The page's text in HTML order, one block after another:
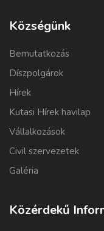
Községünk
Bemutatkozás
Díszpolgárok
Hírek
Kutasi Hírek havilap
Vállalkozások
Civil szervezetek
Galéria
Közérdekű